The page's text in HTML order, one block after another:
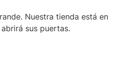
Nuestra tienda está en
sus puertas.